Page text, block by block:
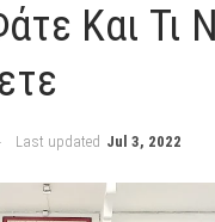
Και Τι
Last updated Jul 3, 2022